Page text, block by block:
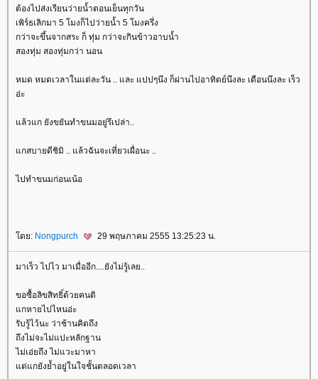
ต้องไปส่งเรียนว่ายน้ำตอนเย็นทุกวัน
เพิร์ธเลิกมา 5 โมงก็ไปว่ายน้ำ 5 โมงครึ่ง
กว่าจะขึ้นจากสระ ก็ ทุ่ม กว่าจะกินข้าวอาบน้ำ
สองทุ่ม สองทุ่มกว่า นอน
หมด หมดเวลาในแต่ละวัน .. และ แปปๆนึง ก็ผ่านไปอาทิตย์นึงละ เดือนนึงละ เร็ว
อ่ะ
ล้วแก ยังขยันทำขนมอยู่รึเปล่า..
กสบายดีชิมิ .. แล้วฉันจะเที่ยวเผื่อนะ ..
ไปทำขนมก่อนเน้อ
ดย: Nongpurch 29 พฤษภาคม 2555 13:25:23 น.
มาเร็ว ไปไว มาเมื่ออีก....ยังไม่รู้เลย..
ขอซื้อลิขสิทธิ์ด้วยคนดิ
กหายไปไหนอ่ะ
รับรู้ไว้นะ ว่าช้านคิดถึง
ถึงไม่จะไม่แปะหลักฐาน
ไม่เอ่ยถึง ไม่แวะมาหา
ต่แกยังย้ำอยู่ในใจชั้นตลอดเวลา